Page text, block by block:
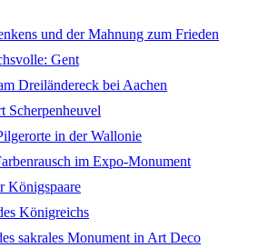
und der Mahnung zum Frieden
Gent
Dreiländereck bei Aachen
Scherpenheuvel
in der Wallonie
im Expo-Monument
Königspaare
Königreichs
sakrales Monument in Art Deco